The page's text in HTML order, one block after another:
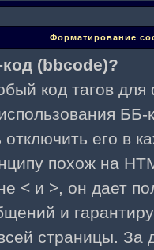
Форматирование
(bbcode)?
код тагов
его в
похож на
< и >, он дает
и
страницы.